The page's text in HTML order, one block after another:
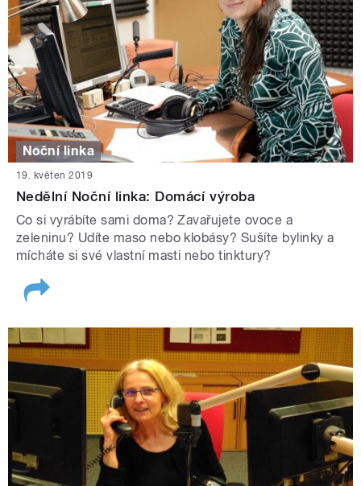
Noční linka
19. květen 2019
Nedělní Noční linka: Domácí výroba
Co si vyrábíte sami doma? Zavařujete ovoce a
zeleninu? Udíte maso nebo klobásy? Sušíte bylinky a
mícháte si své vlastní masti nebo tinktury?